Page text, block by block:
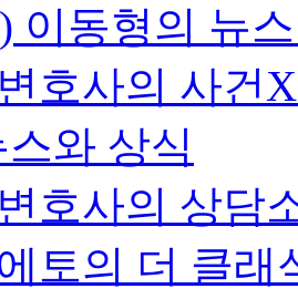
이동형의 뉴
호사의 사건
와 상식
호사의 상담
토의 더 클래